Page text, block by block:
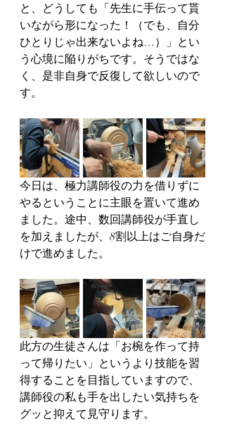
と、どうしても「先生に手伝って貰
いながら形になった！（でも、自分
ひとりじゃ出来ないよね…）」とい
う心境に陥りがちです。そうではな
く、是非自身で反復して欲しいので
す。
今日は、極力講師役の力を借りずに
やるということに主眼を置いて進め
ました。途中、数回講師役が手直し
を加えましたが、8割以上はご自身だ
けで進めました。
此方の生徒さんは「お椀を作って持
って帰りたい」というより技能を習
得することを目指していますので、
講師役の私も手を出したい気持ちを
グッと抑えて見守ります。